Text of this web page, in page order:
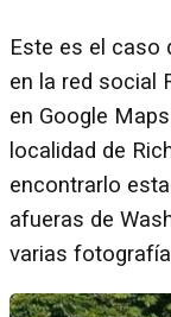
Este es el caso
en la red social
en Google
localidad de
encontrarlo
afueras de
varias